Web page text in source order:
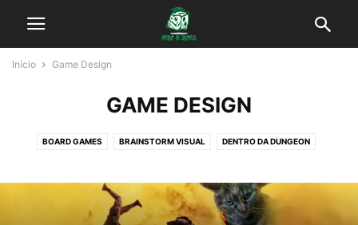
Início Game Design
GAME DESIGN
BOARD GAMES BRAINSTORM VISUAL DENTRO DA DUNGEON
FINACIAMENTO COLETIVO GAME DESIGN HISTÓRIAS E EXPERIÊNCIA
IA PARA JOGAR RPG JOGOS LARP LITERATURA FANTÁSTICA